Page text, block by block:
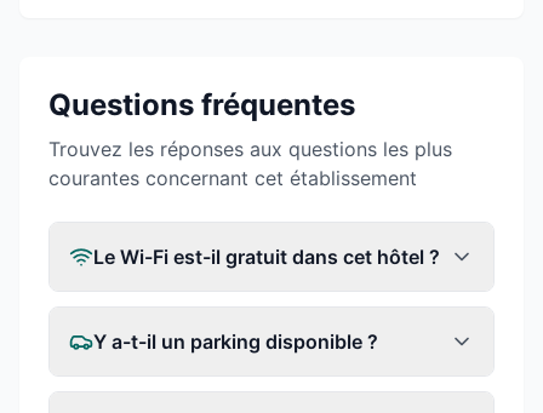
Questions fréquentes
Trouvez les réponses aux questions les plus
courantes concernant cet établissement
Le Wi-Fi est-il gratuit dans cet hôtel ?
Y a-t-il un parking disponible ?